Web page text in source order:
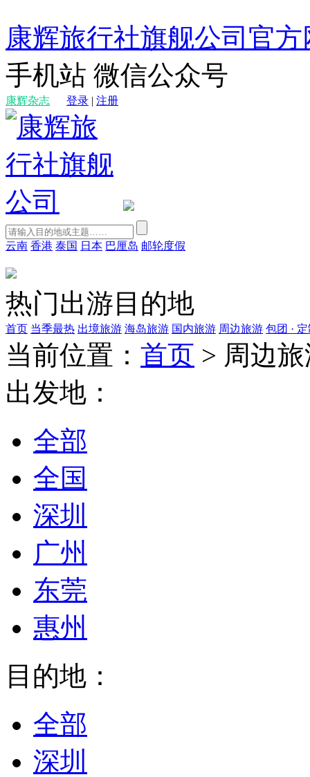
康辉旅行社旗舰公司官方
手机站 微信公众号
康辉杂志 登录 | 注册
云南 香港 泰国 日本 巴厘岛 邮轮度假
热门出游目的地
首页 当季最热 出境旅游 海岛旅游 国内旅游 周边旅游 包团 ·
当前位置： 首页 > 周边
出发地：
全部
全国
深圳
广州
东莞
惠州
目的地：
全部
深圳